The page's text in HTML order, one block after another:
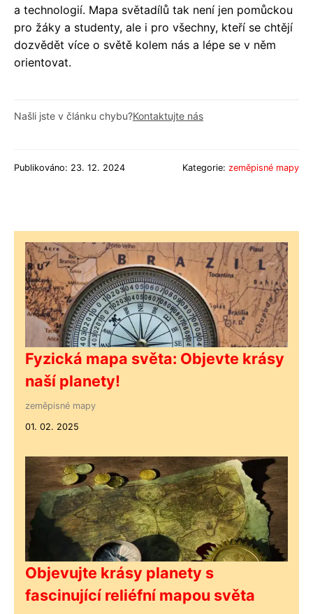
a technologií. Mapa světadílů tak není jen pomůckou
pro žáky a studenty, ale i pro všechny, kteří se chtějí
dozvědět více o světě kolem nás a lépe se v něm
orientovat.
Našli jste v článku chybu?Kontaktujte nás
Publikováno: 23. 12. 2024 Kategorie: zeměpisné mapy
Fyzická mapa světa: Objevte krásy
naší planety!
zeměpisné mapy
01. 02. 2025
Objevujte krásy planety s
fascinující reliéfní mapou světa